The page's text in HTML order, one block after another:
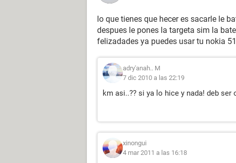
lo que tienes que hecer es sacarle le
despues le pones la targeta sim la
felizadades ya puedes usar tu nokia
adry'anah.. M
7 dic 2010 a las 22:19
km asi..?? si ya lo hice y nada! deb ser
xinongui
4 mar 2011 a las 16:18